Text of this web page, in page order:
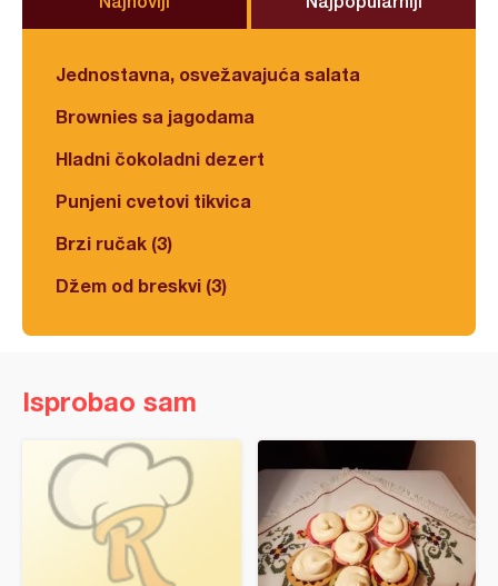
Jednostavna, osvežavajuća salata
Brownies sa jagodama
Hladni čokoladni dezert
Punjeni cvetovi tikvica
Brzi ručak (3)
Džem od breskvi (3)
Isprobao sam